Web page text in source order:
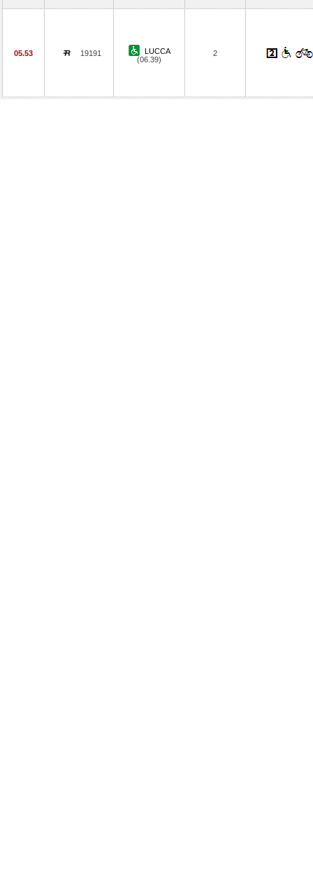
05.53 19191
LUCCA
(06.39)
2